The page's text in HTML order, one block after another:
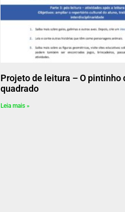
Projeto de leitura – O pintinho
quadrado
Leia mais »